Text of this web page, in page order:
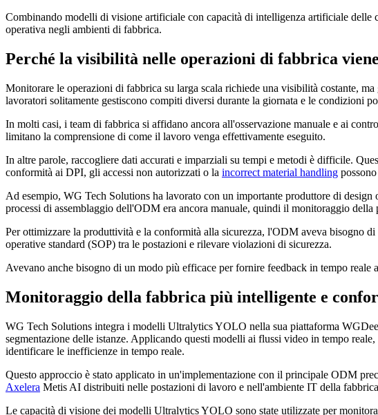
Combinando modelli di visione artificiale con capacità di intelligenza artificiale
operativa negli ambienti di fabbrica.
Perché la visibilità nelle operazioni di fabbrica
Monitorare le operazioni di fabbrica su larga scala richiede una visibilità costante,
lavoratori solitamente gestiscono compiti diversi durante la giornata e le condizioni
In molti casi, i team di fabbrica si affidano ancora all'osservazione manuale e ai
limitano la comprensione di come il lavoro venga effettivamente eseguito.
In altre parole, raccogliere dati accurati e imparziali su tempi e metodi è difficile.
conformità ai DPI, gli accessi non autorizzati o la incorrect material handling
Ad esempio, WG Tech Solutions ha lavorato con un importante produttore di
processi di assemblaggio dell'ODM era ancora manuale, quindi il monitoraggio
Per ottimizzare la produttività e la conformità alla sicurezza, l'ODM aveva bisogno
operative standard (SOP) tra le postazioni e rilevare violazioni di sicurezza.
Avevano anche bisogno di un modo più efficace per fornire feedback in tempo
Monitoraggio della fabbrica più intelligente e
WG Tech Solutions integra i modelli Ultralytics YOLO nella sua piattaforma
segmentazione delle istanze. Applicando questi modelli ai flussi video in tempo
identificare le inefficienze in tempo reale.
Questo approccio è stato applicato in un'implementazione con il principale ODM
Axelera Metis AI distribuiti nelle postazioni di lavoro e nell'ambiente IT della
Le capacità di visione dei modelli Ultralytics YOLO sono state utilizzate per